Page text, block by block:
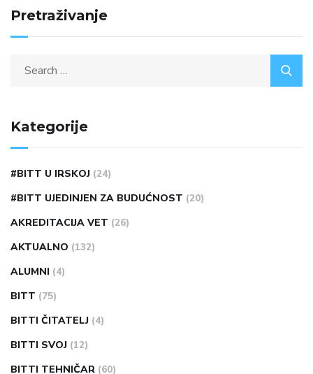
Pretraživanje
Kategorije
#BITT U IRSKOJ (24)
#BITT UJEDINJEN ZA BUDUĆNOST (20)
AKREDITACIJA VET (26)
AKTUALNO (132)
ALUMNI (4)
BITT (75)
BITTI ČITATELJ (4)
BITTI SVOJ (12)
BITTI TEHNIČAR (60)